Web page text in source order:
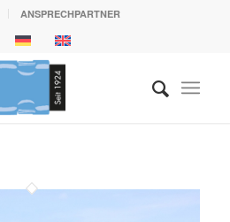
ANSPRECHPARTNER